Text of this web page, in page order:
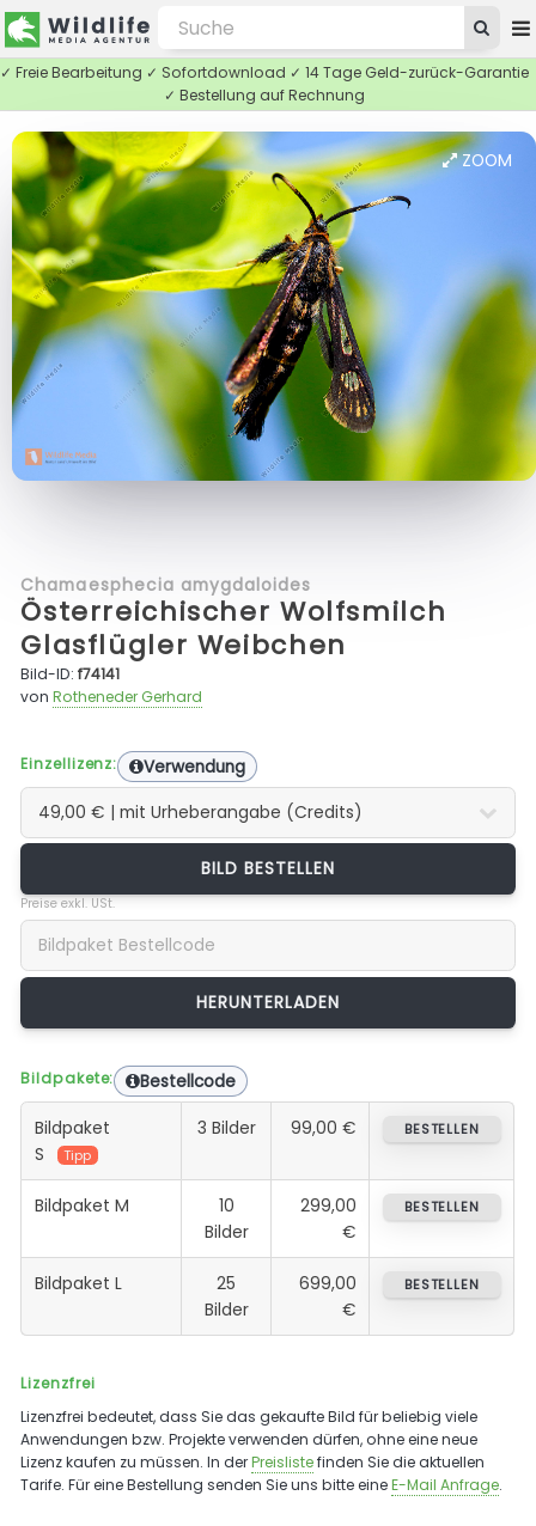
✓ Freie Bearbeitung ✓ Sofortdownload ✓ 14 Tage Geld-zurück-Garantie
✓ Bestellung auf Rechnung
ZOOM
Chamaesphecia amygdaloides
Österreichischer Wolfsmilch
Glasflügler Weibchen
Bild-ID:f74141
vonRotheneder Gerhard
Einzellizenz: Verwendung
BILD BESTELLEN
Preise exkl. USt.
Bildpakete: Bestellcode
Bildpaket
S
Tipp
3 Bilder 99,00 € BESTELLEN
Bildpaket M
10
Bilder
299,00
€
BESTELLEN
Bildpaket L
25
Bilder
699,00
€
BESTELLEN
Lizenzfrei
Lizenzfrei bedeutet, dass Sie das gekaufte Bild für beliebig viele
Anwendungen bzw. Projekte verwenden dürfen, ohne eine neue
Lizenz kaufen zu müssen. In derPreislistefinden Sie die aktuellen
Tarife. Für eine Bestellung senden Sie uns bitte eineE-Mail Anfrage.